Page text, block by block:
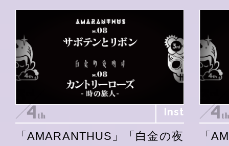
Inst
「AMARANTHUS」「白金の夜
「